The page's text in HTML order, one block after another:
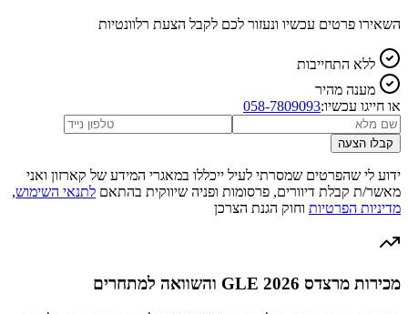
השאירו פרטים עכשיו ונעזור לכם לקבל הצעת רלוונטיות
ללא התחייבות
מענה מהיר
או חייגו עכשיו:058-7809093
קבלו הצעה
ידוע לי שהפרטים שמסרתי לעיל ייכללו במאגרי המידע של קארזון ואני
מאשר/ת קבלת דיוורים, פרסומות ופניה שיווקית בהתאם לתנאי השימוש,
מדיניות הפרטיות וחוק הגנת הצרכן
מכירות מרצדס GLE 2026 והשוואה למתחרים